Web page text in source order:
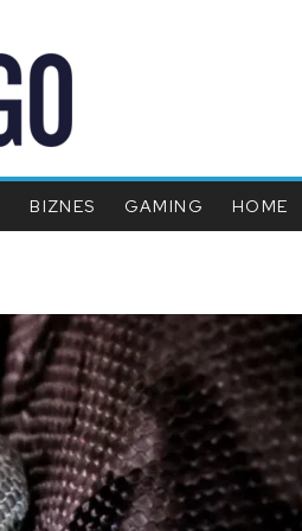
BIZNES GAMING HOME